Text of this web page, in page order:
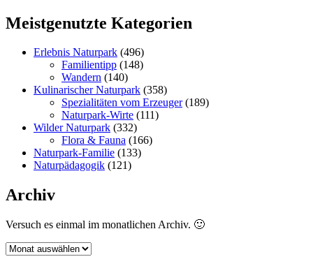
Meistgenutzte Kategorien
Erlebnis Naturpark (496)
Familientipp (148)
Wandern (140)
Kulinarischer Naturpark (358)
Spezialitäten vom Erzeuger(189)
Naturpark-Wirte (111)
Wilder Naturpark (332)
Flora & Fauna (166)
Naturpark-Familie (133)
Naturpädagogik (121)
Archiv
Versuch es einmal im monatlichen Archiv. 🙂
Archiv